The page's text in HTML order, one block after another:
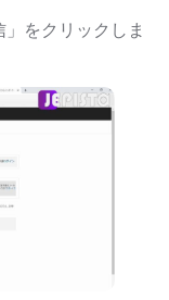
をクリックしま